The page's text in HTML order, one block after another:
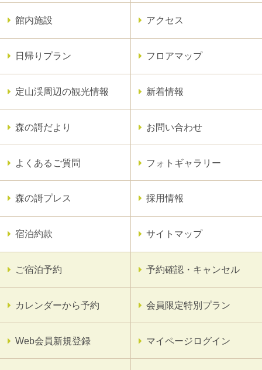
館内施設 アクセス
日帰りプラン フロアマップ
定山渓周辺の観光情報 新着情報
森の謌だより お問い合わせ
よくあるご質問 フォトギャラリー
森の謌プレス 採用情報
宿泊約款 サイトマップ
ご宿泊予約 予約確認・キャンセル
カレンダーから予約 会員限定特別プラン
Web会員新規登録 マイページログイン